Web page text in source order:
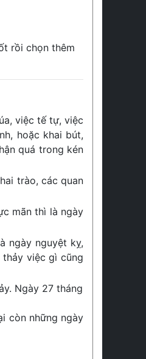
rồi chọn thêm
việc tế tự, việc
hoặc khai bút,
quá trong kén
trào, các quan
mãn thì là ngày
ngày nguyệt kỵ,
việc gì cũng
Ngày 27 tháng
còn những ngày